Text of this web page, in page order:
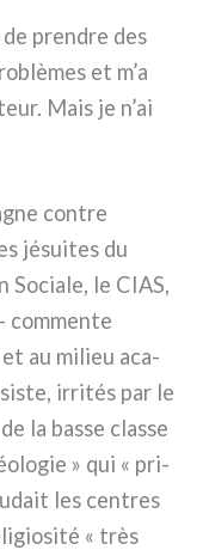
pren­dre des
et m’a
Mais je n’ai
con­tre
jésui­tes du
Sociale, le CIAS,
com­men­te
et au milieu aca­
irri­tés par le
la bas­se clas­se
» qui « pri­
les cen­tres
« très